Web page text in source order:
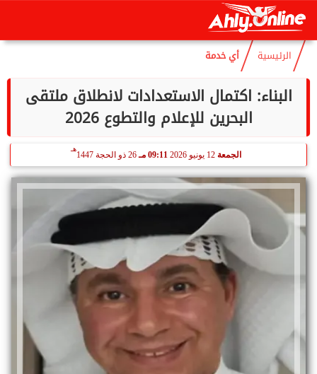
الإثنين
الرئيسية أي خدمة
البناء: اكتمال الاستعدادات لانطلاق ملتقى
البحرين للإعلام والتطوع 2026
الجمعة 12 يونيو 2026 09:11 مـ 26 ذو الحجة 1447
هـ